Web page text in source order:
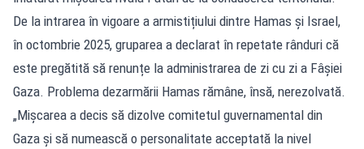
De la intrarea în vigoare a armistițiului dintre Hamas și Israel,
în octombrie 2025, gruparea a declarat în repetate rânduri că
este pregătită să renunțe la administrarea de zi cu zi a Fâșiei
Gaza. Problema dezarmării Hamas rămâne, însă, nerezolvată.
„Mișcarea a decis să dizolve comitetul guvernamental din
Gaza și să numească o personalitate acceptată la nivel